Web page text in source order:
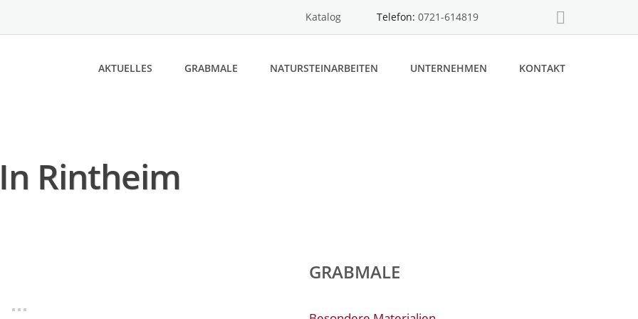
Katalog Telefon: 0721-614819
AKTUELLES GRABMALE NATURSTEINARBEITEN UNTERNEHMEN KONTAKT
Rintheim
GRABMALE